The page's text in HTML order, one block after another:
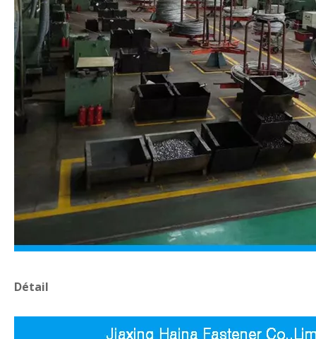
Détail